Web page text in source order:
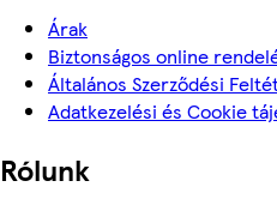
Árak
Biztonságos online
Általános Szerződési
Adatkezelési és Cookie
Rólunk